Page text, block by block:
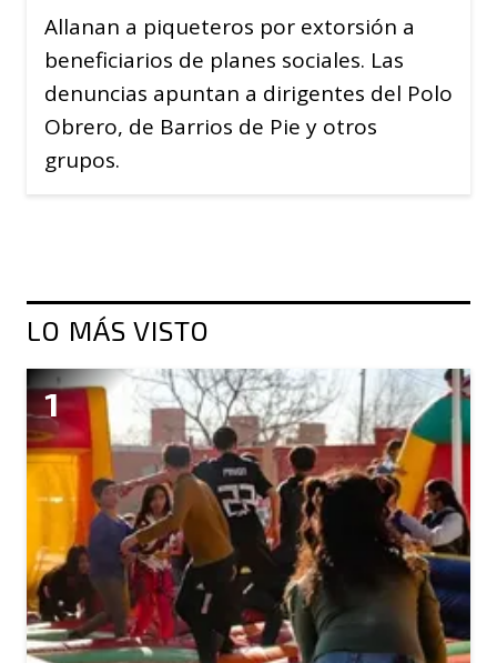
Allanan a piqueteros por extorsión a
beneficiarios de planes sociales. Las
denuncias apuntan a dirigentes del Polo
Obrero, de Barrios de Pie y otros
grupos.
LO MÁS VISTO